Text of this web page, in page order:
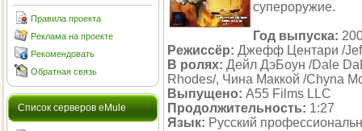
Правила проекта
Реклама на проекте
Рекомендовать
Обратная связь
Cписок серверов eMule
супероружие.
Год выпуска:
Режиссёр: Джефф Центари /
В ролях: Дейл ДэБоун /Dale
Rhodes/, Чина Маккой /Chyna
Выпущено: A55 Films LLC
Продолжительность: 1:27
Язык: Русский